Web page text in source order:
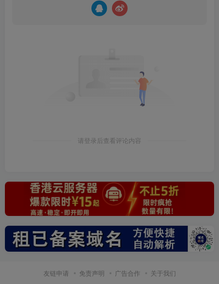
请登录后查看评论内容
友链申请 免责声明 广告合作 关于我们